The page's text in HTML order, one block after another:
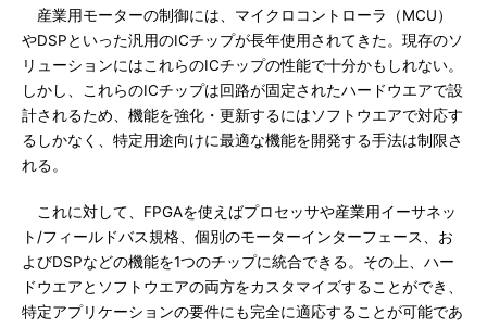
産業用モーターの制御には、マイクロコントローラ（MCU）
やDSPといった汎用のICチップが長年使用されてきた。現存のソ
リューションにはこれらのICチップの性能で十分かもしれない。
しかし、これらのICチップは回路が固定されたハードウエアで設
計されるため、機能を強化・更新するにはソフトウエアで対応す
るしかなく、特定用途向けに最適な機能を開発する手法は制限さ
れる。
これに対して、FPGAを使えばプロセッサや産業用イーサネッ
ト/フィールドバス規格、個別のモーターインターフェース、お
よびDSPなどの機能を1つのチップに統合できる。その上、ハー
ドウエアとソフトウエアの両方をカスタマイズすることができ、
特定アプリケーションの要件にも完全に適応することが可能であ